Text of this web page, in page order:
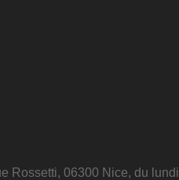
Rossetti, 06300 Nice, du lundi